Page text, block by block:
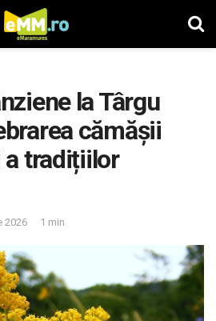
la Târgu
cămășii
tradițiilor
2026 1 min